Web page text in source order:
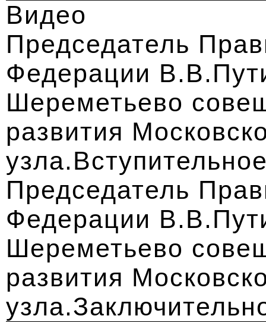
Видео
Председатель
Федерации
Шереметьево
развития
Председатель
Федерации
Шереметьево
развития